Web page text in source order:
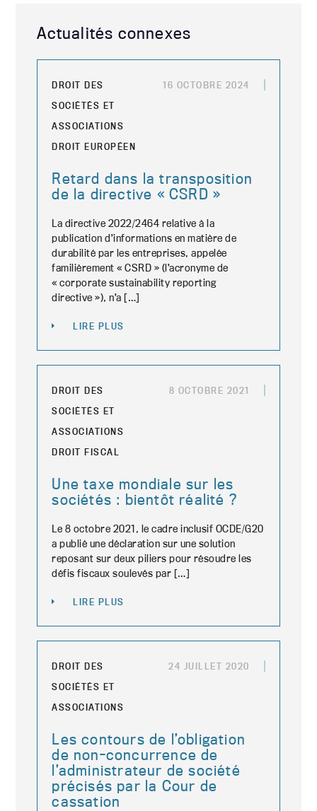
Actualités connexes
DROIT DES
SOCIÉTÉS ET
ASSOCIATIONS
DROIT EUROPÉEN
16 OCTOBRE 2024
Retard dans la transposition
de la directive « CSRD »
La directive 2022/2464 relative à la
publication d’informations en matière de
durabilité par les entreprises, appelée
familièrement « CSRD » (l’acronyme de
« corporate sustainability reporting
directive »), n’a […]
LIRE PLUS
DROIT DES
SOCIÉTÉS ET
ASSOCIATIONS
DROIT FISCAL
8 OCTOBRE 2021
Une taxe mondiale sur les
sociétés : bientôt réalité ?
Le 8 octobre 2021, le cadre inclusif OCDE/G20
a publié une déclaration sur une solution
reposant sur deux piliers pour résoudre les
défis fiscaux soulevés par […]
LIRE PLUS
DROIT DES
SOCIÉTÉS ET
ASSOCIATIONS
24 JUILLET 2020
Les contours de l’obligation
de non-concurrence de
l’administrateur de société
précisés par la Cour de
cassation